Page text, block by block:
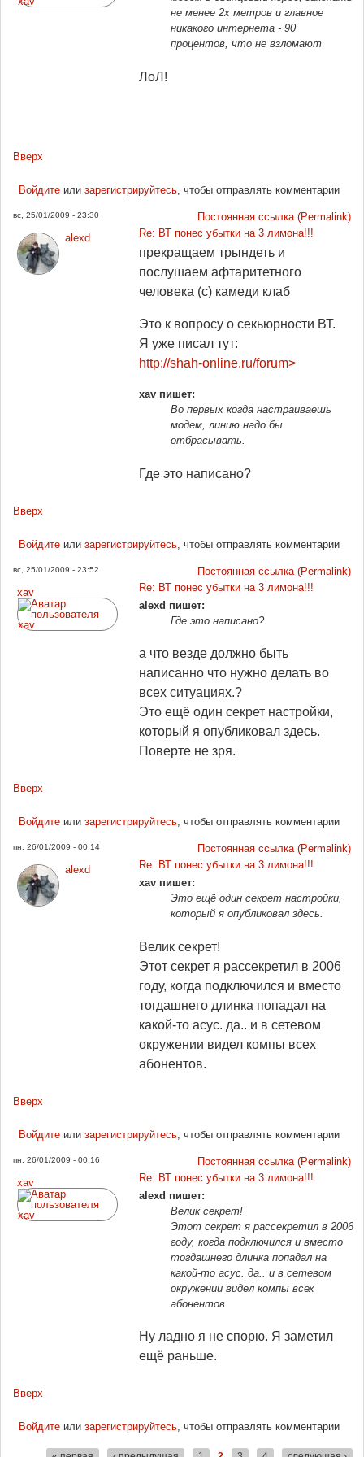
не менее 2х метров и главное
никакого интернета - 90
процентов, что не взломают
ЛоЛ!
Вверх
Войдитеили зарегистрируйтесь, чтобы отправлять комментарии
вс, 25/01/2009 - 23:30
Постоянная ссылка (Permalink)
alexd
Re: ВТ понес убытки на 3 лимона!!!
прекращаем трындеть и
послушаем афтаритетного
человека (с) камеди клаб
Это к вопросу о секьюрности ВТ.
Я уже писал тут:
http://shah-online.ru/forum>
xav пишет:
Во первых когда настраиваешь
модем, линию надо бы
отбрасывать.
Где это написано?
Вверх
Войдитеили зарегистрируйтесь, чтобы отправлять комментарии
вс, 25/01/2009 - 23:52
Постоянная ссылка (Permalink)
xav
Re: ВТ понес убытки на 3 лимона!!!
alexd пишет:
Где это написано?
а что везде должно быть
написанно что нужно делать во
всех ситуациях.?
Это ещё один секрет настройки,
который я опубликовал здесь.
Поверте не зря.
Вверх
Войдитеили зарегистрируйтесь, чтобы отправлять комментарии
пн, 26/01/2009 - 00:14
Постоянная ссылка (Permalink)
alexd
Re: ВТ понес убытки на 3 лимона!!!
xav пишет:
Это ещё один секрет настройки,
который я опубликовал здесь.
Велик секрет!
Этот секрет я рассекретил в 2006
году, когда подключился и вместо
тогдашнего длинка попадал на
какой-то асус. да.. и в сетевом
окружении видел компы всех
абонентов.
Вверх
Войдитеили зарегистрируйтесь, чтобы отправлять комментарии
пн, 26/01/2009 - 00:16
Постоянная ссылка (Permalink)
xav
Re: ВТ понес убытки на 3 лимона!!!
alexd пишет:
Велик секрет!
Этот секрет я рассекретил в 2006
году, когда подключился и вместо
тогдашнего длинка попадал на
какой-то асус. да.. и в сетевом
окружении видел компы всех
абонентов.
Ну ладно я не спорю. Я заметил
ещё раньше.
Вверх
Войдитеили зарегистрируйтесь, чтобы отправлять комментарии